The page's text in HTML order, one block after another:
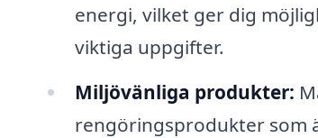
energi, vilket ger dig
viktiga uppgifter.
Miljövänliga produkter:
rengöringsprodukter som